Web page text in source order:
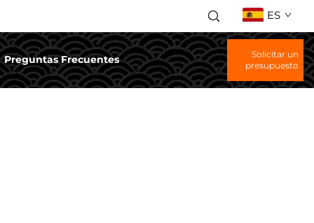
ES
Preguntas Frecuentes
Solicitar un
presupuesto